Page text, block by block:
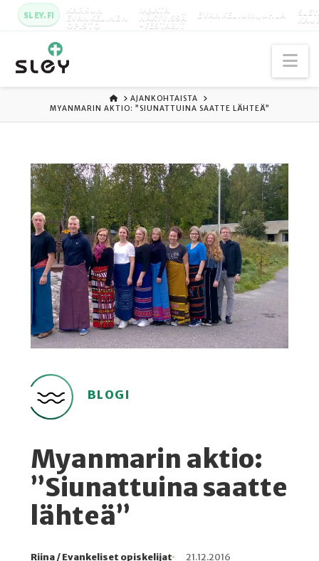
SLEY.FI KARKUN
EVANKELINEN
OPISTO
MAATA
NÄKYVISSÄ
-FESTARIT
EVANKELIUMIJUHLA
ETUSIVU
AJANKOHTAISTA
MYANMARIN AKTIO: ”SIUNATTUINA SAATTE LÄHTEÄ”
BLOGI
Myanmarin aktio:
”Siunattuina saatte
lähteä”
Riina / Evankeliset opiskelijat
21.12.2016